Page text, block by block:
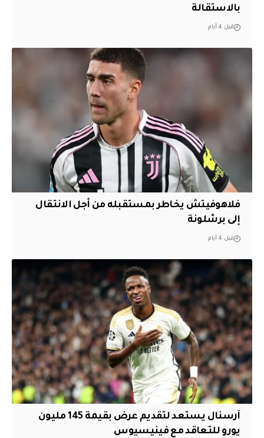
بالاستقالة
قبل 4 أيام
فلاهوفيتش يخاطر بمستقبله من أجل الانتقال
إلى برشلونة
قبل 4 أيام
آرسنال يستعد لتقديم عرض بقيمة 145 مليون
يورو للتعاقد مع فينيسيوس